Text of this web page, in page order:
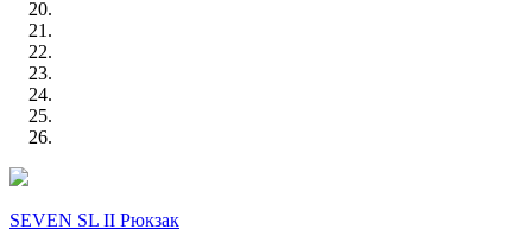
SEVEN SL II Рюкзак